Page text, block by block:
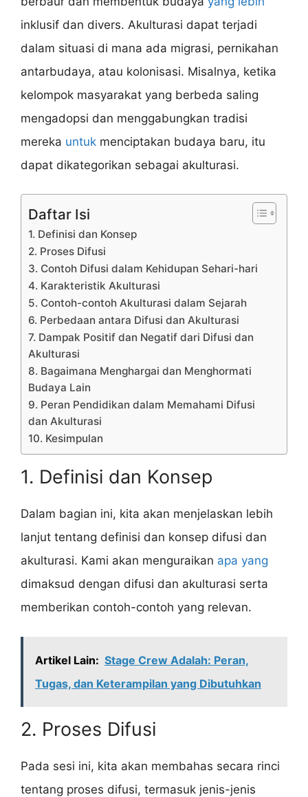
inklusif dan divers. Akulturasi dapat terjadi
dalam situasi di mana ada migrasi, pernikahan
antarbudaya, atau kolonisasi. Misalnya, ketika
kelompok masyarakat yang berbeda saling
mengadopsi dan menggabungkan tradisi
mereka untuk menciptakan budaya baru, itu
dapat dikategorikan sebagai akulturasi.
Daftar Isi
1. Definisi dan Konsep
2. Proses Difusi
3. Contoh Difusi dalam Kehidupan Sehari-hari
4. Karakteristik Akulturasi
5. Contoh-contoh Akulturasi dalam Sejarah
6. Perbedaan antara Difusi dan Akulturasi
7. Dampak Positif dan Negatif dari Difusi dan
Akulturasi
8. Bagaimana Menghargai dan Menghormati
Budaya Lain
9. Peran Pendidikan dalam Memahami Difusi
dan Akulturasi
10. Kesimpulan
1. Definisi dan Konsep
Dalam bagian ini, kita akan menjelaskan lebih
lanjut tentang definisi dan konsep difusi dan
akulturasi. Kami akan menguraikan apa yang
dimaksud dengan difusi dan akulturasi serta
memberikan contoh-contoh yang relevan.
Artikel Lain: Stage Crew Adalah: Peran,
Tugas, dan Keterampilan yang Dibutuhkan
2. Proses Difusi
Pada sesi ini, kita akan membahas secara rinci
tentang proses difusi, termasuk jenis-jenis